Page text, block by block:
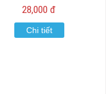
28,000 đ
Chi tiết